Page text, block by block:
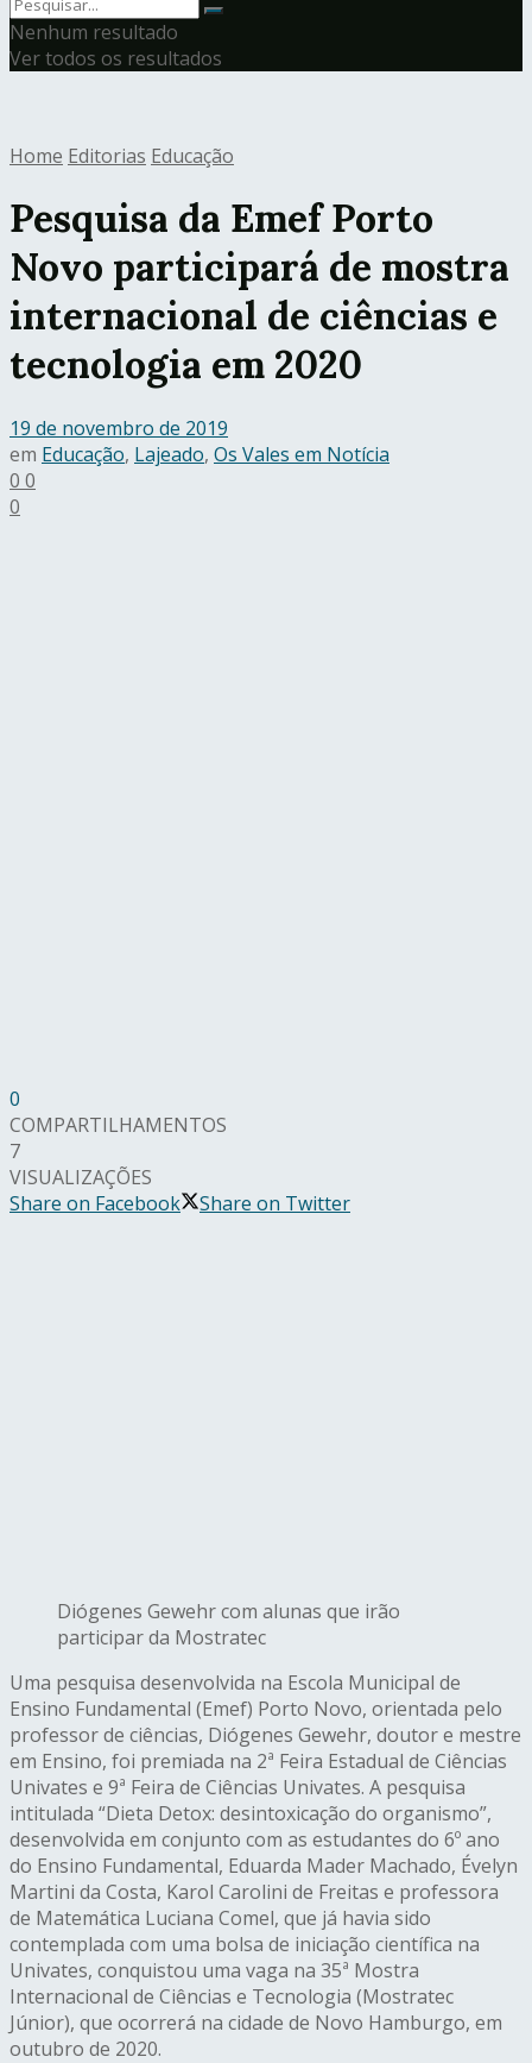
Nenhum resultado
Ver todos os resultados
Home Editorias Educação
Pesquisa da Emef Porto
Novo participará de mostra
internacional de ciências e
tecnologia em 2020
19 de novembro de 2019
em Educação, Lajeado, Os Vales em Notícia
0 0
0
0
COMPARTILHAMENTOS
7
VISUALIZAÇÕES
Share on Facebook
Share on Twitter
Diógenes Gewehr com alunas que irão
participar da Mostratec
Uma pesquisa desenvolvida na Escola Municipal de
Ensino Fundamental (Emef) Porto Novo, orientada pelo
professor de ciências, Diógenes Gewehr, doutor e mestre
em Ensino, foi premiada na 2ª Feira Estadual de Ciências
Univates e 9ª Feira de Ciências Univates. A pesquisa
intitulada “Dieta Detox: desintoxicação do organismo”,
desenvolvida em conjunto com as estudantes do 6º ano
do Ensino Fundamental, Eduarda Mader Machado, Évelyn
Martini da Costa, Karol Carolini de Freitas e professora
de Matemática Luciana Comel, que já havia sido
contemplada com uma bolsa de iniciação científica na
Univates, conquistou uma vaga na 35ª Mostra
Internacional de Ciências e Tecnologia (Mostratec
Júnior), que ocorrerá na cidade de Novo Hamburgo, em
outubro de 2020.